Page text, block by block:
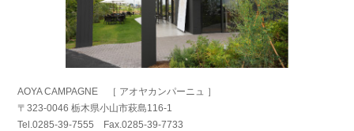
AOYA CAMPAGNE ［ アオヤカンパーニュ ］
〒323-0046 栃木県小山市萩島116-1
Tel.0285-39-7555 Fax.0285-39-7733